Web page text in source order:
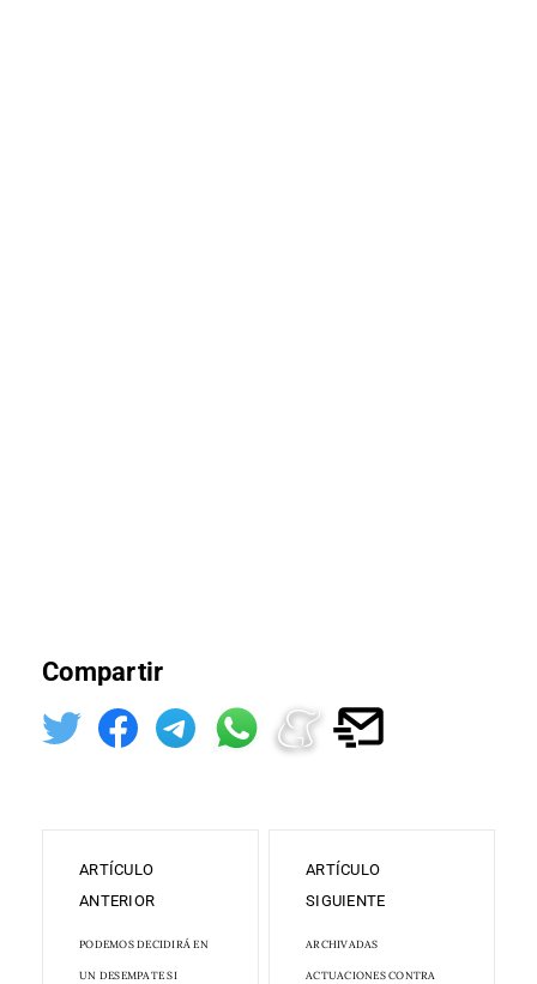
Compartir
ARTÍCULO
ANTERIOR
PODEMOS DECIDIRÁ EN
UN DESEMPATE SI
ARTÍCULO
SIGUIENTE
ARCHIVADAS
ACTUACIONES CONTRA